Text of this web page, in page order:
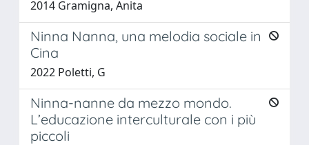
2014 Gramigna, Anita
Ninna Nanna, una melodia sociale in
Cina
2022 Poletti, G
Ninna-nanne da mezzo mondo.
L’educazione interculturale con i più
piccoli